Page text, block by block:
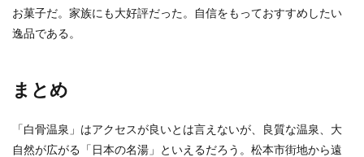
お菓子だ。家族にも大好評だった。自信をもっておすすめしたい
逸品である。
まとめ
「白骨温泉」はアクセスが良いとは言えないが、良質な温泉、大
自然が広がる「日本の名湯」といえるだろう。松本市街地から遠